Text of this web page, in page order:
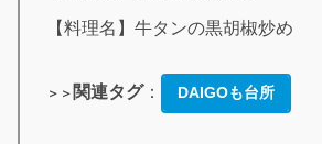
【料理名】牛タンの黒胡椒炒め
＞＞ 関連タグ： DAIGOも台所